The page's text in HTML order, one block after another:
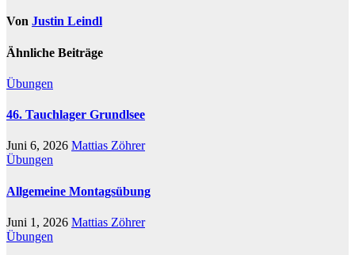
Von Justin Leindl
Ähnliche Beiträge
Übungen
46. Tauchlager Grundlsee
Juni 6, 2026 Mattias Zöhrer
Übungen
Allgemeine Montagsübung
Juni 1, 2026 Mattias Zöhrer
Übungen